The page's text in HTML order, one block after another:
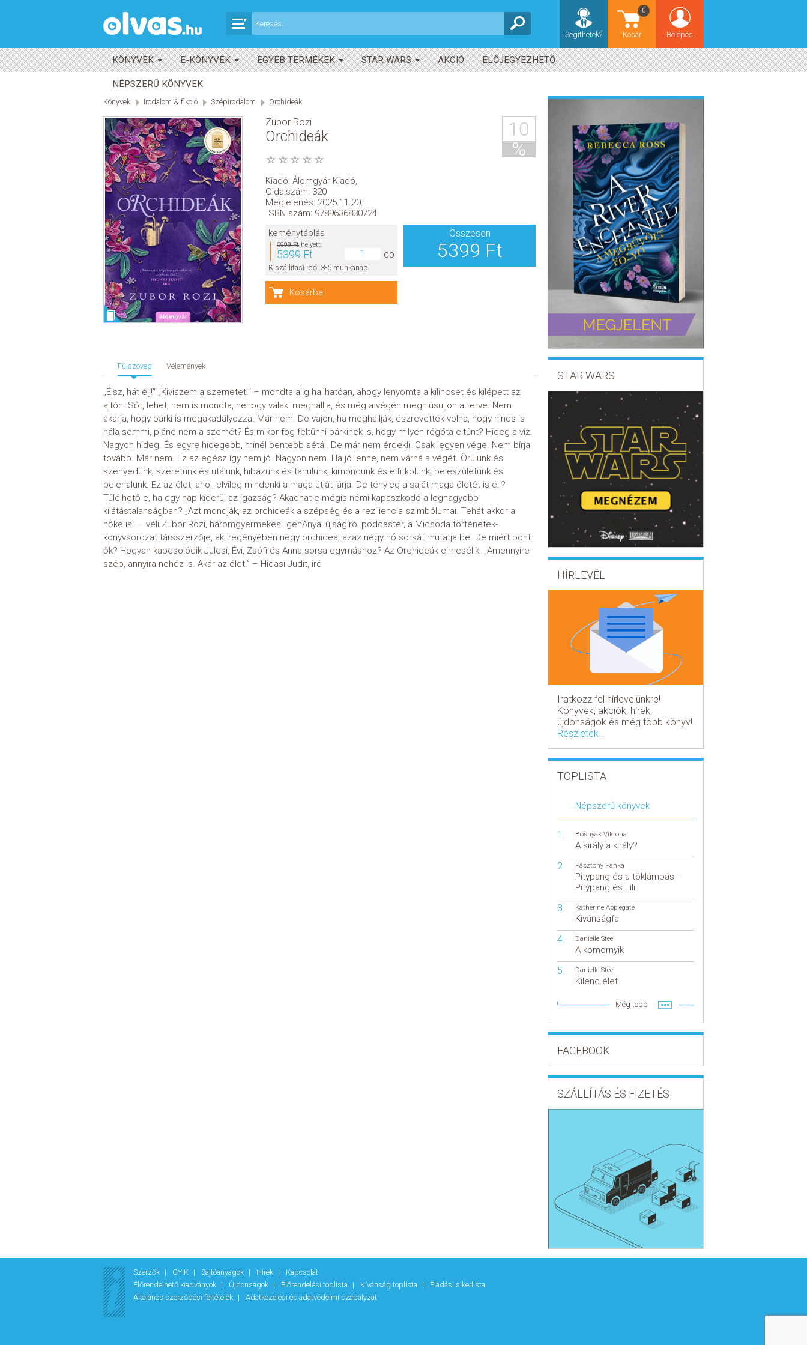
Belépés
Kosár
0
Segíthetek?
KÖNYVEK E-KÖNYVEK EGYÉB TERMÉKEK STAR WARS AKCIÓ ELŐJEGYEZHETŐ
NÉPSZERŰ KÖNYVEK
Könyvek Irodalom & fikció Szépirodalom Orchideák
Zubor Rozi
Orchideák
10
%
Kiadó: Álomgyár Kiadó
Oldalszám: 320
Megjelenés: 2025.11.20.
ISBN szám: 9789636830724
Kosárba
keménytáblás
5999 Ft helyett
5399 Ft db
Kiszállítási idő: 3-5 munkanap
Összesen
5399 Ft
Fülszöveg Vélemények
„Élsz, hát élj!” „Kiviszem a szemetet!” – mondta alig hallhatóan, ahogy lenyomta a kilincset és kilépett az
ajtón. Sőt, lehet, nem is mondta, nehogy valaki meghallja, és még a végén meghiúsuljon a terve. Nem
akarja, hogy bárki is megakadályozza. Már nem. De vajon, ha meghallják, észrevették volna, hogy nincs is
nála semmi, pláne nem a szemét? És mikor fog feltűnni bárkinek is, hogy milyen régóta eltűnt? Hideg a víz.
Nagyon hideg. És egyre hidegebb, minél bentebb sétál. De már nem érdekli. Csak legyen vége. Nem bírja
tovább. Már nem. Ez az egész így nem jó. Nagyon nem. Ha jó lenne, nem várná a végét. Örülünk és
szenvedünk, szeretünk és utálunk, hibázunk és tanulunk, kimondunk és eltitkolunk, beleszületünk és
belehalunk. Ez az élet, ahol, elvileg mindenki a maga útját járja. De tényleg a saját maga életét is éli?
Túlélhető-e, ha egy nap kiderül az igazság? Akadhat-e mégis némi kapaszkodó a legnagyobb
kilátástalanságban? „Azt mondják, az orchideák a szépség és a reziliencia szimbólumai. Tehát akkor a
nőké is” – véli Zubor Rozi, háromgyermekes IgenAnya, újságíró, podcaster, a Micsoda történetek-
könyvsorozat társszerzője, aki regényében négy orchidea, azaz négy nő sorsát mutatja be. De miért pont
ők? Hogyan kapcsolódik Julcsi, Évi, Zsófi és Anna sorsa egymáshoz? Az Orchideák elmesélik. „Amennyire
szép, annyira nehéz is. Akár az élet.” – Hidasi Judit, író
STAR WARS
HÍRLEVÉL
Iratkozz fel hírlevelünkre!
Könyvek, akciók, hírek,
újdonságok és még több könyv!
Részletek...
TOPLISTA
Népszerű könyvek
Bosnyák Viktória
A sirály a király?
Pásztohy Panka
Pitypang és a töklámpás -
Pitypang és Lili
Katherine Applegate
Kívánságfa
Danielle Steel
A komornyik
Danielle Steel
Kilenc élet
Még több
FACEBOOK
SZÁLLÍTÁS ÉS FIZETÉS
Szerzők GYIK Sajtóanyagok Hírek
Kapcsolat
Előrendelhető kiadványok
Újdonságok Előrendelési toplista Kívánság toplista
Eladási sikerlista
Általános szerződési feltételek
Adatkezelési és adatvédelmi szabályzat